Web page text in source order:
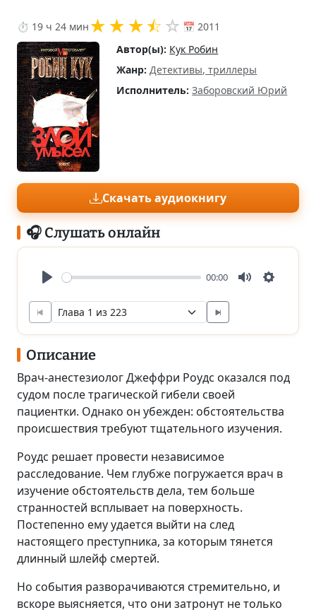
⏱ 19 ч 24 мин★★★⯪ ☆ 📅 2011
Автор(ы): Кук Робин
Жанр: Детективы, триллеры
Исполнитель: Заборовский Юрий
Скачать аудиокнигу
🎧 Слушать онлайн
00:00
Описание
Врач-анестезиолог Джеффри Роудс оказался под
судом после трагической гибели своей
пациентки. Однако он убежден: обстоятельства
происшествия требуют тщательного изучения.
Роудс решает провести независимое
расследование. Чем глубже погружается врач в
изучение обстоятельств дела, тем больше
странностей всплывает на поверхность.
Постепенно ему удается выйти на след
настоящего преступника, за которым тянется
длинный шлейф смертей.
Но события разворачиваются стремительно, и
вскоре выясняется, что они затронут не только